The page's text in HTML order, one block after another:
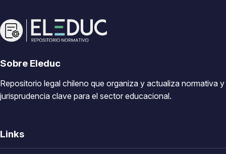
Sobre Eleduc
Repositorio legal chileno que organiza y actualiza normativa y
jurisprudencia clave para el sector educacional.
Links